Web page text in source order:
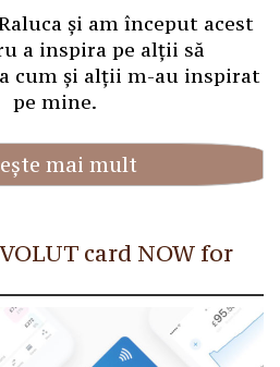
și am început acest
a inspira pe alții să
cum și alții m-au inspirat
pe mine.
mai mult
card NOW for